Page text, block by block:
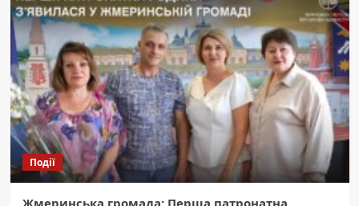
Події
Жмеринська громада: Перша патронатна